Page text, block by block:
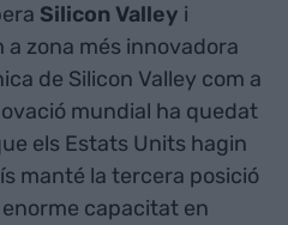
Silicon Valley i
a zona més innovadora
de Silicon Valley com a
mundial ha quedat
els Estats Units hagin
manté la tercera posició
capacitat en